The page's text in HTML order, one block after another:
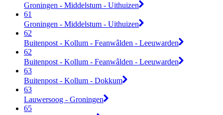
Groningen - Middelstum - Uithuizen
61
Groningen - Middelstum - Uithuizen
62
Buitenpost - Kollum - Feanwâlden - Leeuwarden
62
Buitenpost - Kollum - Feanwâlden - Leeuwarden
63
Buitenpost - Kollum - Dokkum
63
Lauwersoog - Groningen
65